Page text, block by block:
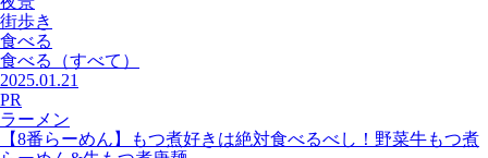
街歩き
食べる
食べる
（すべて）
2025.01.21
PR
ラーメン
【8番らーめん】もつ煮好きは絶対食べるべし！野菜牛もつ煮